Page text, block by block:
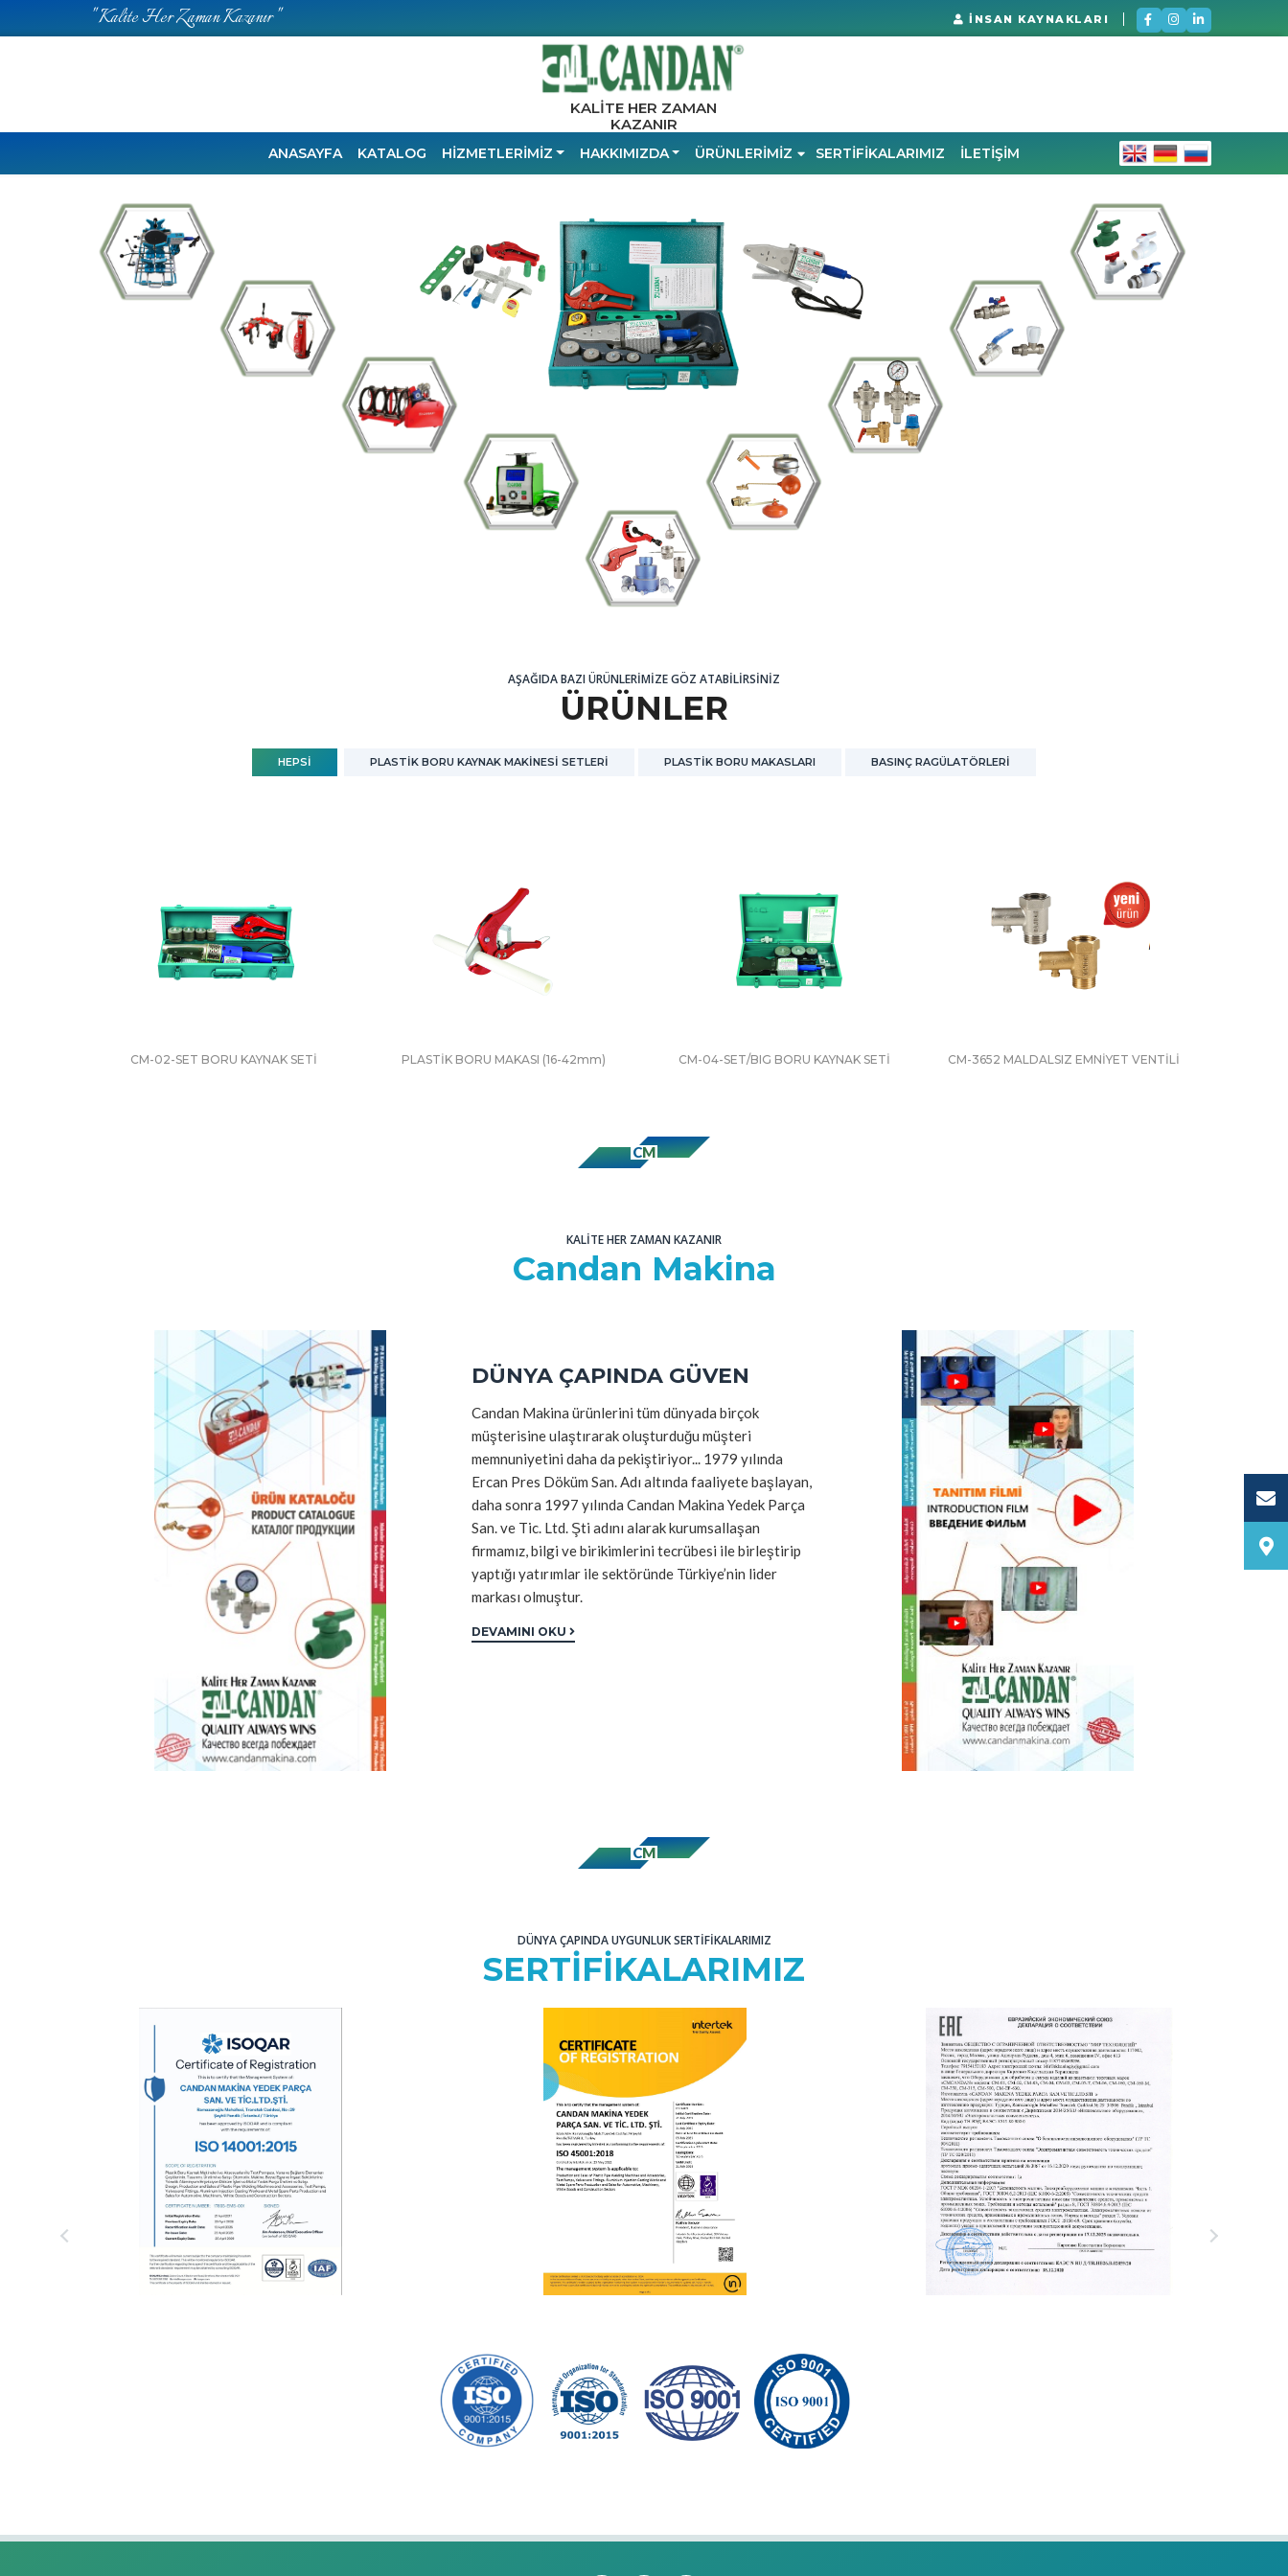
" Kalite Her Zaman Kazanır " İNSAN KAYNAKLARI
KALİTE HER ZAMAN
KAZANIR
ANASAYFA KATALOG HİZMETLERİMİZ HAKKIMIZDA ÜRÜNLERİMİZ SERTİFİKALARIMIZ İLETİŞİM
AŞAĞIDA BAZI ÜRÜNLERİMİZE GÖZ ATABİLİRSİNİZ
ÜRÜNLER
HEPSI PLASTİK BORU KAYNAK MAKİNESİ SETLERİ PLASTİK BORU MAKASLARI BASINÇ RAGÜLATÖRLERİ
CM-02-SET BORU KAYNAK SETİ PLASTİK BORU MAKASI (16-42mm) CM-04-SET/BIG BORU KAYNAK SETİ CM-3652 MALDALSIZ EMNİYET VENTİLİ
CM
KALITE HER ZAMAN KAZANIR
Candan Makina
DÜNYA ÇAPINDA GÜVEN
Candan Makina ürünlerini tüm dünyada birçok
müşterisine ulaştırarak oluşturduğu müşteri
memnuniyetini daha da pekiştiriyor... 1979 yılında
Ercan Pres Döküm San. Adı altında faaliyete başlayan,
daha sonra 1997 yılında Candan Makina Yedek Parça
San. ve Tic. Ltd. Şti adını alarak kurumsallaşan
firmamız, bilgi ve birikimlerini tecrübesi ile birleştirip
yaptığı yatırımlar ile sektöründe Türkiye’nin lider
markası olmuştur.
DEVAMINI OKU
CM
DÜNYA ÇAPINDA UYGUNLUK SERTİFİKALARIMIZ
SERTİFİKALARIMIZ